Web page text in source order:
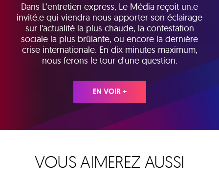
Dans L'entretien express, Le Média reçoit un.e
invité.e qui viendra nous apporter son éclairage
sur l'actualité la plus chaude, la contestation
sociale la plus brûlante, ou encore la dernière
crise internationale. En dix minutes maximum,
nous ferons le tour d'une question.
EN VOIR +
VOUS AIMEREZ AUSSI